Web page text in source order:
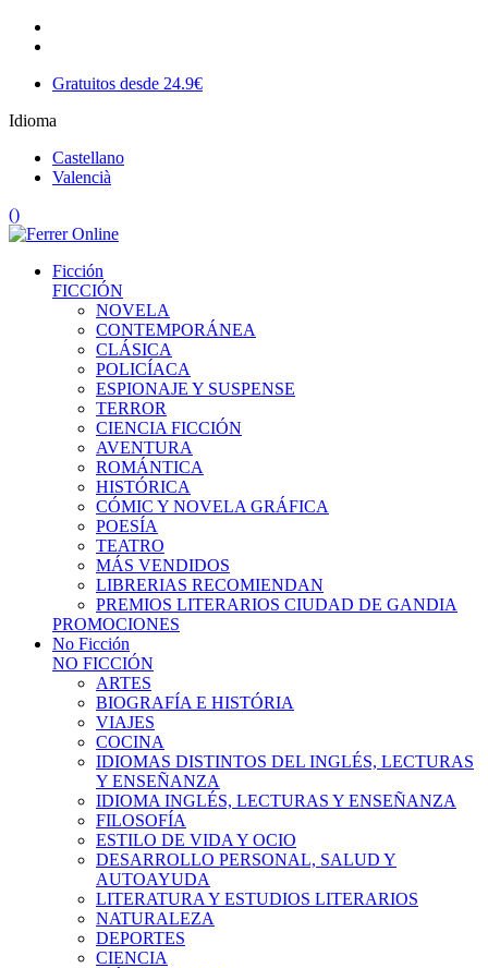
Gratuitos desde 24.9€
Idioma
Castellano
Valencià
()
Ficción
FICCIÓN
NOVELA
CONTEMPORÁNEA
CLÁSICA
POLICÍACA
ESPIONAJE Y SUSPENSE
TERROR
CIENCIA FICCIÓN
AVENTURA
ROMÁNTICA
HISTÓRICA
CÓMIC Y NOVELA GRÁFICA
POESÍA
TEATRO
MÁS VENDIDOS
LIBRERIAS RECOMIENDAN
PREMIOS LITERARIOS CIUDAD DE GANDIA
PROMOCIONES
No Ficción
NO FICCIÓN
ARTES
BIOGRAFÍA E HISTÓRIA
VIAJES
COCINA
IDIOMAS DISTINTOS DEL INGLÉS, LECTURAS
Y ENSEÑANZA
IDIOMA INGLÉS, LECTURAS Y ENSEÑANZA
FILOSOFÍA
ESTILO DE VIDA Y OCIO
DESARROLLO PERSONAL, SALUD Y
AUTOAYUDA
LITERATURA Y ESTUDIOS LITERARIOS
NATURALEZA
DEPORTES
CIENCIA